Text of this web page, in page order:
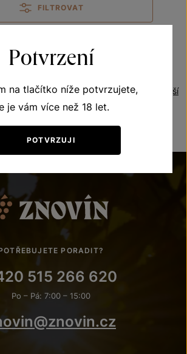
FILTROVAT
Nejlevnější
Řazení:
PORADIT?
515 266 620
Po – Pá: 7:00 – 15:00
Potvrzení
na tlačítko níže potvrzujete,
je vám více než 18 let.
POTVRZUJI